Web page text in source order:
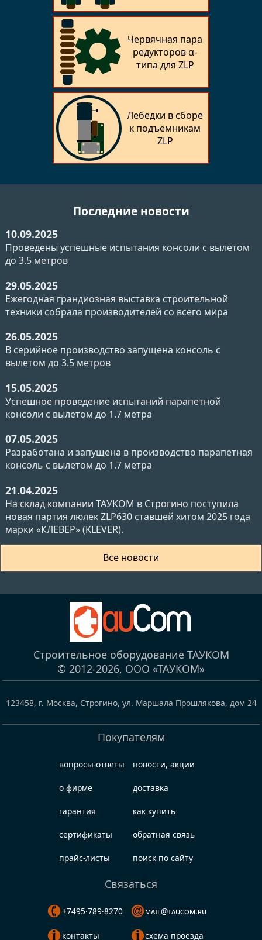
Червячная пара
редукторов α-
типа для ZLP
Лебёдки в сборе
к подъёмникам
ZLP
Последние новости
10.09.2025
Проведены успешные испытания консоли с вылетом
до 3.5 метров
29.05.2025
Ежегодная грандиозная выставка строительной
техники собрала производителей со всего мира
26.05.2025
В серийное производство запущена консоль с
вылетом до 3.5 метров
15.05.2025
Успешное проведение испытаний парапетной
консоли с вылетом до 1.7 метра
07.05.2025
Разработана и запущена в производство парапетная
консоль с вылетом до 1.7 метра
21.04.2025
На склад компании ТАУКОМ в Строгино поступила
новая партия люлек ZLP630 ставшей хитом 2025 года
марки «КЛЕВЕР» (KLEVER).
Все новости
Строительное оборудование ТАУКОМ
© 2012-2026, ООО «ТАУКОМ»
123458, г. Москва, Строгино, ул. Маршала Прошлякова, дом 24
Покупателям
вопросы-ответы
о фирме
гарантия
сертификаты
прайс-листы
новости, акции
доставка
как купить
обратная связь
поиск по сайту
Связаться
+7495·789·8270
контакты
mail@taucom.ru
схема проезда